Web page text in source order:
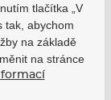
tlačítka „V
tak, abychom
na základě
na stránce